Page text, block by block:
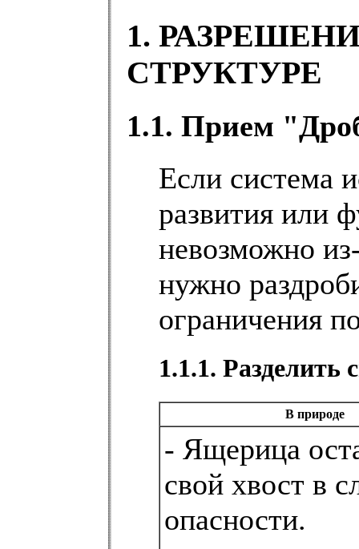
1.
СТРУКТУРЕ
1.1. Прием
Если система
развития или
невозможно
нужно
ограничения
1.1.1. Разделить
В природе
- Ящерица
свой хвост в
опасности.